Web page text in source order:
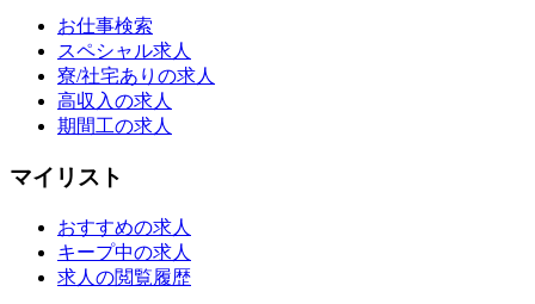
お仕事検索
スペシャル求人
寮/社宅ありの求人
高収入の求人
期間工の求人
マイリスト
おすすめの求人
キープ中の求人
求人の閲覧履歴